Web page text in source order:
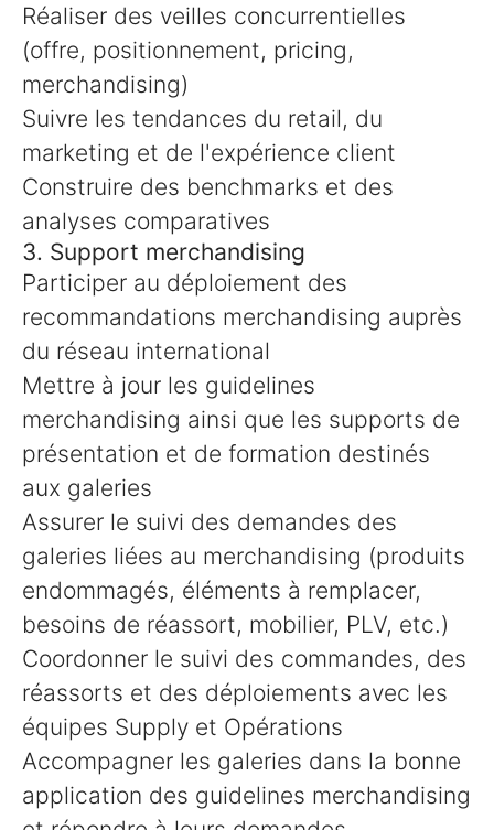
Réaliser des veilles concurrentielles
(offre, positionnement, pricing,
merchandising)
Suivre les tendances du retail, du
marketing et de l'expérience client
Construire des benchmarks et des
analyses comparatives
3. Support merchandising
Participer au déploiement des
recommandations merchandising auprès
du réseau international
Mettre à jour les guidelines
merchandising ainsi que les supports de
présentation et de formation destinés
aux galeries
Assurer le suivi des demandes des
galeries liées au merchandising (produits
endommagés, éléments à remplacer,
besoins de réassort, mobilier, PLV, etc.)
Coordonner le suivi des commandes, des
réassorts et des déploiements avec les
équipes Supply et Opérations
Accompagner les galeries dans la bonne
application des guidelines merchandising